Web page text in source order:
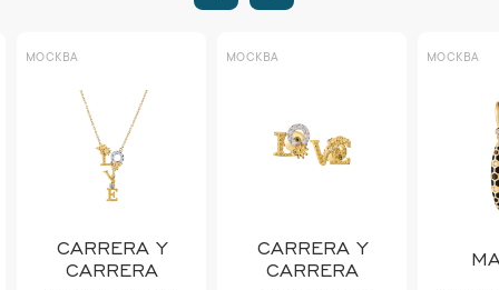
МОСКВА
CARRERA Y
CARRERA
МОСКВА
CARRERA Y
CARRERA
МОСКВА